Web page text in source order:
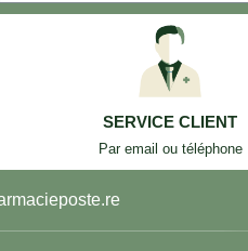
SERVICE CLIENT
Par email ou téléphone